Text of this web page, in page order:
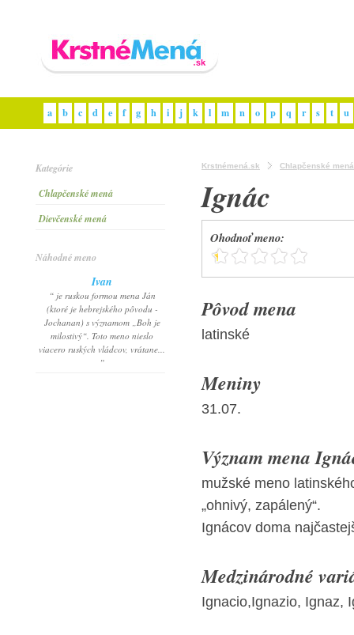
a b c d e f g h i j k l m n o p q r s t u
Kategórie
Chlapčenské mená
Dievčenské mená
Náhodné meno
Ivan
“ je ruskou formou mena Ján
(ktoré je hebrejského pôvodu -
Jochanan) s významom „Boh je
milostivý“. Toto meno nieslo
viacero ruských vládcov, vrátane...
”
Krstnémená.sk Chlapčenské mená
Ignác
Ohodnoť meno:
Pôvod mena
latinské
Meniny
31.07.
Význam mena
mužské meno
„ohnivý, zapálený“.
Ignácov doma
Medzinárodné
Ignacio,Ignazio, Ignaz,